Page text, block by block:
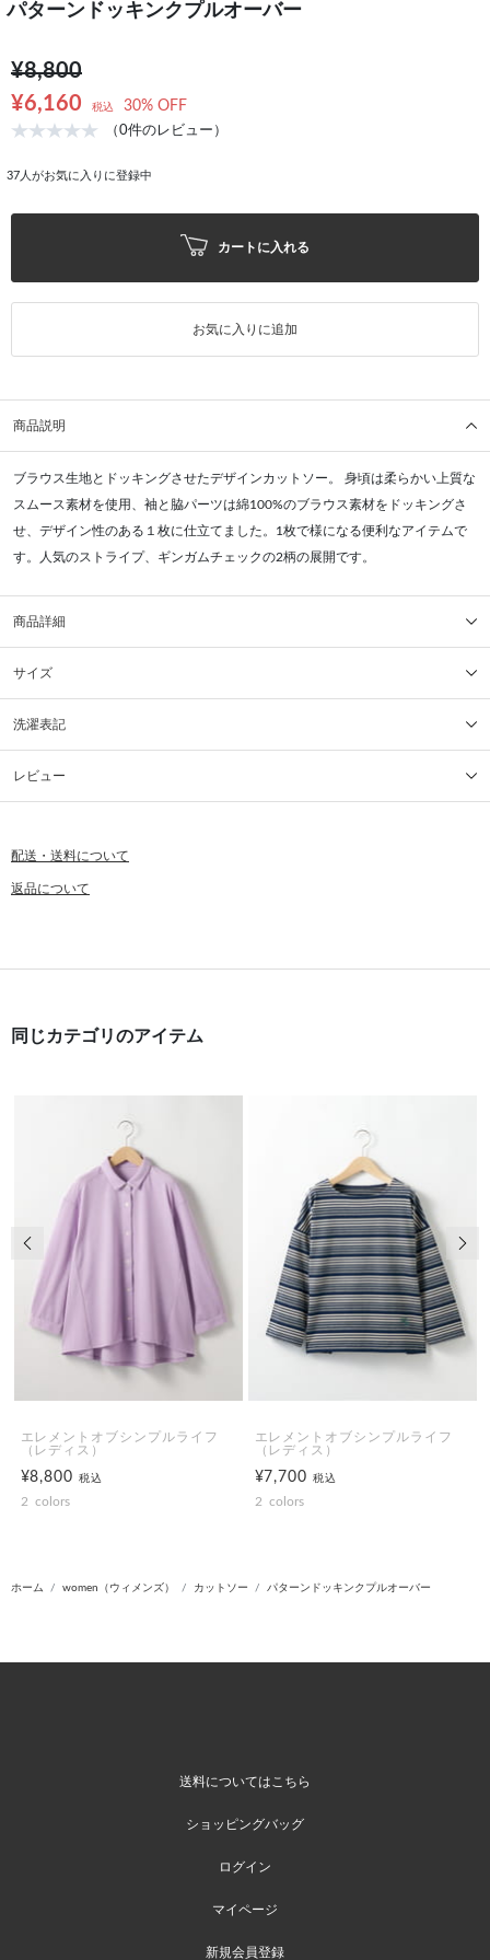
パターンドッキンクプルオーバー
¥8,800
¥6,160
税込 30% OFF
（0件のレビュー）
37 人がお気に入りに登録中
カートに入れる
お気に入りに追加
商品説明
ブラウス生地とドッキングさせたデザインカットソー。 身頃は柔らかい上質な
スムース素材を使用、袖と脇パーツは綿100%のブラウス素材をドッキングさ
せ、デザイン性のある１枚に仕立てました。1枚で様になる便利なアイテムで
す。人気のストライプ、ギンガムチェックの2柄の展開です。
商品詳細
サイズ
洗濯表記
レビュー
配送・送料について
返品について
同じカテゴリのアイテム
エレメントオブシンプルライフ
（レディス）
¥8,800税込
2 colors
エレメントオブシンプルライフ
（レディス）
¥7,700税込
2 colors
前の画像
ホーム women（ウィメンズ） カットソー パターンドッキンクプルオーバー
送料についてはこちら
ショッピングバッグ
ログイン
マイページ
新規会員登録